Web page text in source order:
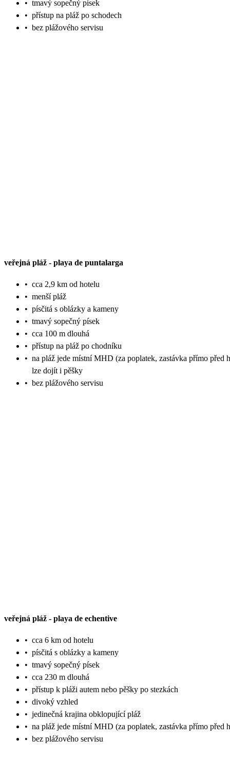
• tmavý sopečný písek
• přístup na pláž po schodech
• bez plážového servisu
veřejná pláž - playa de puntalarga
• cca 2,9 km od hotelu
• menší pláž
• písčitá s oblázky a kameny
• tmavý sopečný písek
• cca 100 m dlouhá
• přístup na pláž po chodníku
• na pláž jede místní MHD (za poplatek, zastávka přímo před
lze dojít i pěšky
• bez plážového servisu
veřejná pláž - playa de echentive
• cca 6 km od hotelu
• písčitá s oblázky a kameny
• tmavý sopečný písek
• cca 230 m dlouhá
• přístup k pláži autem nebo pěšky po stezkách
• divoký vzhled
• jedinečná krajina obklopující pláž
• na pláž jede místní MHD (za poplatek, zastávka přímo před
• bez plážového servisu